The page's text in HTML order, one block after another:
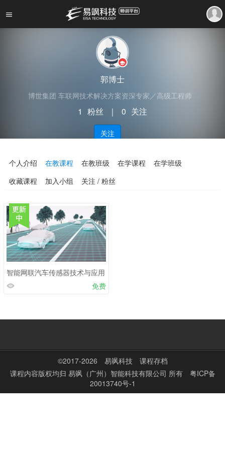
郭博士
博世集团 车联网技术解决方案资深专家／高级工程师
1 粉丝 ｜ 0 关注
关注
个人介绍 在教课程 在教班级 在学课程
在学班级
收藏课程
加入小组 关注 / 粉丝
智能网联汽车传感器技术与应用
免费
©2017-2026 易飒科技
课程存档
课程内容版权均归 易飒（广州）智能科技有限公司 所有
粤ICP备
20013740号-1